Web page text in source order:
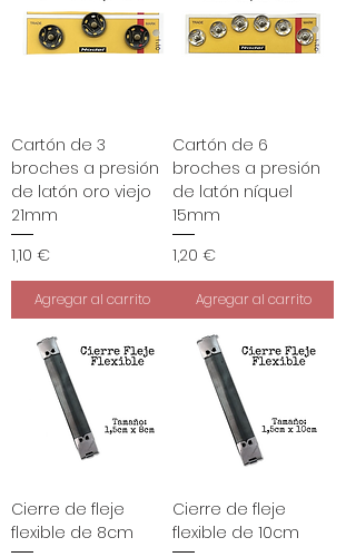
Cartón de 3
broches a presión
de latón oro viejo
21mm
Precio
1,10 €
Agregar al carrito
Cartón de 6
broches a presión
de latón níquel
15mm
Precio
1,20 €
Agregar al carrito
Cierre de fleje
flexible de 8cm
Cierre de fleje
flexible de 10cm